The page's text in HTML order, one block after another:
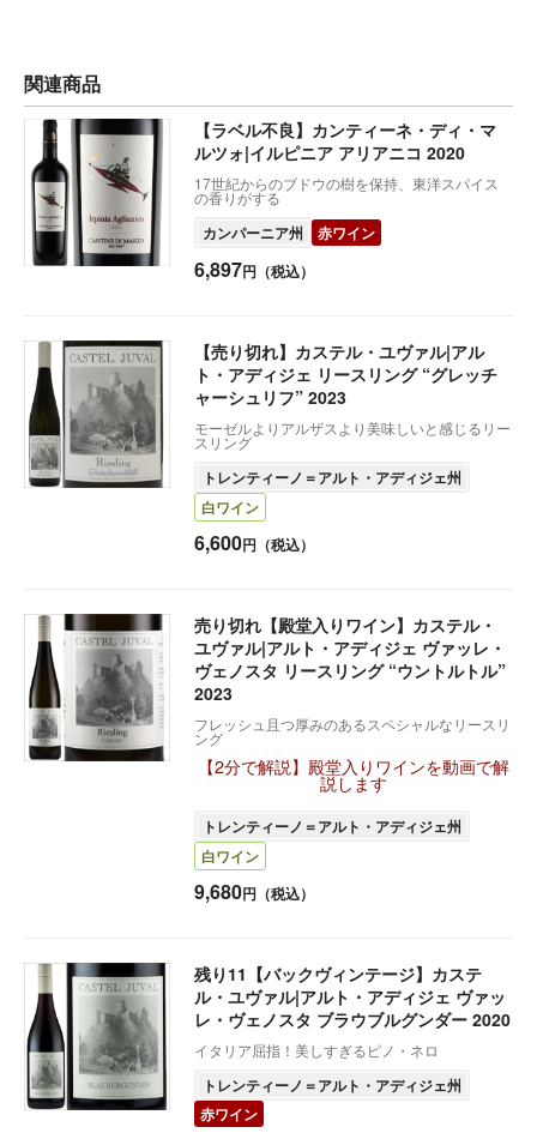
関連商品
【ラベル不良】カンティーネ・ディ・マ
ルツォ|イルピニア アリアニコ 2020
17世紀からのブドウの樹を保持、東洋スパイス
の香りがする
カンパーニア州 赤ワイン
6,897円（税込）
【売り切れ】カステル・ユヴァル|アル
ト・アディジェ リースリング “グレッチ
ャーシュリフ” 2023
モーゼルよりアルザスより美味しいと感じるリー
スリング
トレンティーノ＝アルト・アディジェ州
白ワイン
6,600円（税込）
売り切れ【殿堂入りワイン】カステル・
ユヴァル|アルト・アディジェ ヴァッレ・
ヴェノスタ リースリング “ウントルトル”
2023
フレッシュ且つ厚みのあるスペシャルなリースリ
ング
【2分で解説】殿堂入りワインを動画で解
説します
トレンティーノ＝アルト・アディジェ州
白ワイン
9,680円（税込）
残り11【バックヴィンテージ】カステ
ル・ユヴァル|アルト・アディジェ ヴァッ
レ・ヴェノスタ ブラウブルグンダー 2020
イタリア屈指！美しすぎるピノ・ネロ
トレンティーノ＝アルト・アディジェ州
赤ワイン